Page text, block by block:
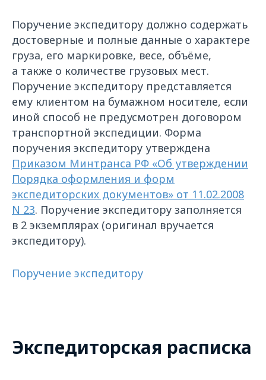
Поручение экспедитору должно содержать
достоверные и полные данные о характере
груза, его маркировке, весе, объёме,
а также о количестве грузовых мест.
Поручение экспедитору представляется
ему клиентом на бумажном носителе, если
иной способ не предусмотрен договором
транспортной экспедиции. Форма
поручения экспедитору утверждена
Приказом Минтранса РФ «Об утверждении
Порядка оформления и форм
экспедиторских документов» от 11.02.2008
N 23. Поручение экспедитору заполняется
в 2 экземплярах (оригинал вручается
экспедитору).
Поручение экспедитору
Экспедиторская расписка